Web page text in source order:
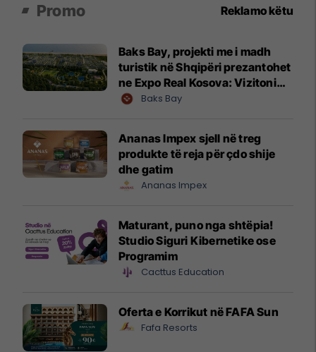
Promo Reklamo këtu
Baks Bay, projekti me i madh
turistik në Shqipëri prezantohet
ne Expo Real Kosova: Vizitoni
shtandin dhe zbuloni
Baks Bay
Ananas Impex sjell në treg
produkte të reja për çdo shije
dhe gatim
Ananas Impex
Maturant, puno nga shtëpia!
Studio Siguri Kibernetike ose
Programim
Cacttus Education
Oferta e Korrikut në FAFA Sun
Fafa Resorts